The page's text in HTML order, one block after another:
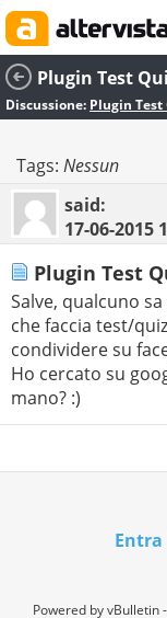
Plugin Test
Discussione: Plugin Test
Tags: Nessun
said:
17-06-2015
Plugin Test
Salve, qualcuno
che faccia test/
condividere su
Ho cercato su
mano? :)
Entra
Powered by vBulletin